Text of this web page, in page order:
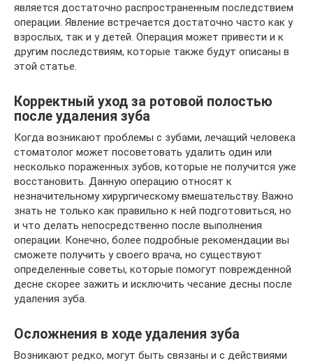
является достаточно распространенным последствием
операции. Явление встречается достаточно часто как у
взрослых, так и у детей. Операция может привести и к
другим последствиям, которые также будут описаны в
этой статье.
Корректный уход за ротовой полостью
после удаления зуба
Когда возникают проблемы с зубами, лечащий человека
стоматолог может посоветовать удалить один или
несколько пораженных зубов, которые не получится уже
восстановить. Данную операцию относят к
незначительному хирургическому вмешательству. Важно
знать не только как правильно к ней подготовиться, но
и что делать непосредственно после выполнения
операции. Конечно, более подробные рекомендации вы
сможете получить у своего врача, но существуют
определенные советы, которые помогут поврежденной
десне скорее зажить и исключить чесание десны после
удаления зуба.
Осложнения в ходе удаления зуба
Возникают редко, могут быть связаны и с действиями